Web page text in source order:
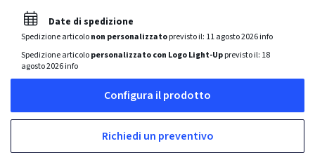
Date di spedizione
Spedizione articolonon personalizzatoprevisto il: 11 agosto 2026info
Spedizione articolopersonalizzato con Logo Light-Upprevisto il: 18
agosto 2026info
Configura il prodotto
Richiedi un preventivo